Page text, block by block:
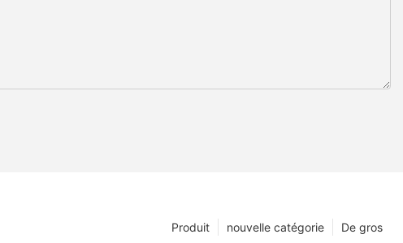
De gros
nouvelle catégorie
Produit